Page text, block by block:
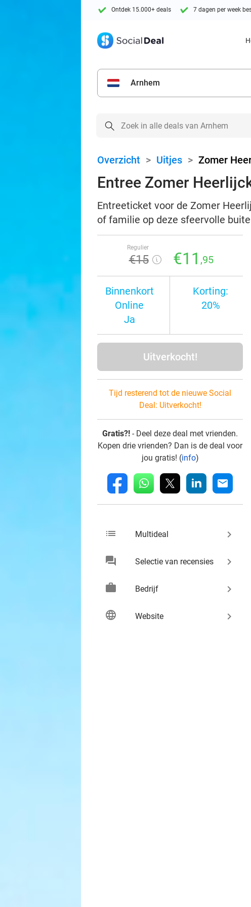
Ontdek 15.000+ deals 7 dagen per week
Arnhem
Overzicht > Uitjes > Zomer
Entree Zomer
Entreeticket voor de Zomer
of familie op deze sfeervolle
Regulier
€15 €11 ,95
Binnenkort
Online
Ja
Korting:
20%
Uitverkocht!
Tijd resterend tot de nieuwe Social
Deal: Uitverkocht!
Gratis?! - Deel deze deal met vrienden.
Kopen drie vrienden? Dan is de deal voor
jou gratis! (info)
fb whatsapp linkedin mail
list Multideal keyboard_arrow_right
chat Selectie van recensies keyboard_arrow_right
work Bedrijf keyboard_arrow_right
language Website keyboard_arrow_right